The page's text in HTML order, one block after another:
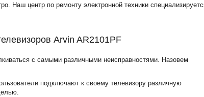
Наш центр по ремонту электронной техники
Arvin AR2101PF
с самыми различными неисправностями. Назовем
подключают к своему телевизору различную